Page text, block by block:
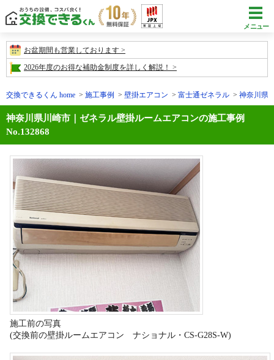
メニュー
お盆期間も営業しております
2026年度のお得な補助金制度を詳しく解説！
交換できるくん home 施工事例 壁掛エアコン 富士通ゼネラル 神奈川県
神奈川県川崎市｜ゼネラル壁掛ルームエアコンの施工事例
No.132868
施工前の写真
(交換前の壁掛ルームエアコン ナショナル・CS-G28S-W)